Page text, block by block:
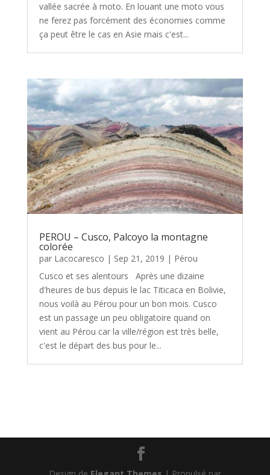
vallée sacrée à moto. En louant une moto vous
ne ferez pas forcément des économies comme
ça peut être le cas en Asie mais c'est...
PEROU – Cusco, Palcoyo la montagne
colorée
par Lacocaresco | Sep 21, 2019 | Pérou
Cusco et ses alentours Après une dizaine
d'heures de bus depuis le lac Titicaca en Bolivie,
nous voilà au Pérou pour un bon mois. Cusco
est un passage un peu obligatoire quand on
vient au Pérou car la ville/région est très belle,
c'est le départ des bus pour le...